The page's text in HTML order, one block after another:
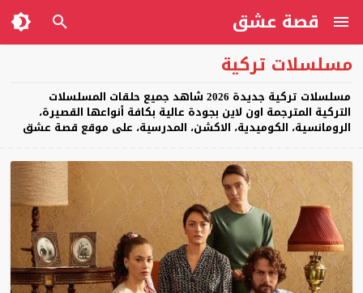
قصة عشق
مسلسلات تركية
مسلسلات تركية جديدة 2026 شاهد جميع حلقات المسلسلات
التركية المترجمة اون لاين بجودة عالية بكافة أنواعها القصيرة،
الرومانسية، الكوميدية، الاكشن، المدرسية، على موقع قصة عشق